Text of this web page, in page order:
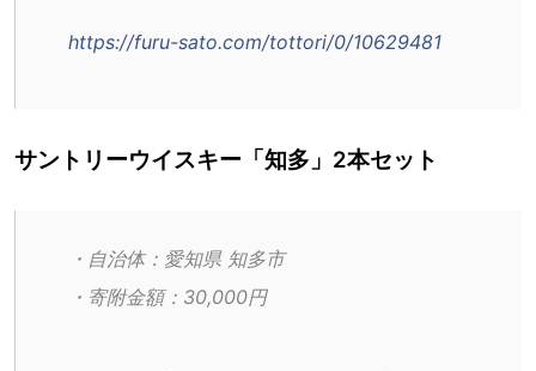
https://furu-sato.com/tottori/0/10629481
サントリーウイスキー「知多」2本セット
・自治体：愛知県 知多市
・寄附金額：30,000円